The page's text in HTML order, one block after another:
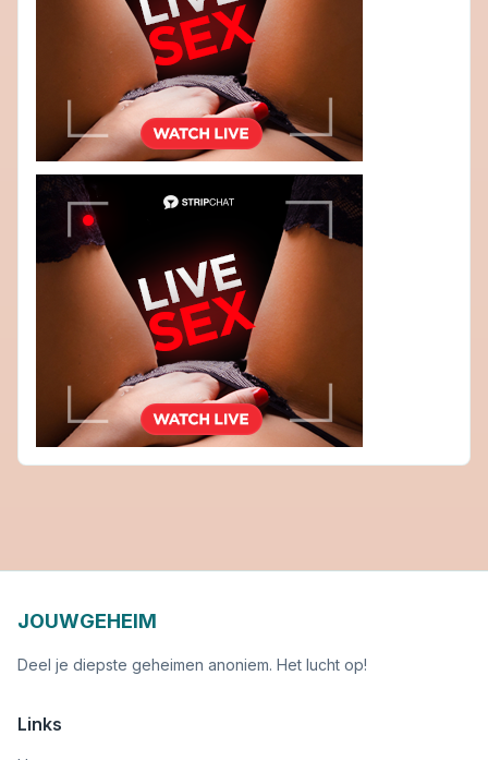
JOUWGEHEIM
Deel je diepste geheimen anoniem. Het lucht op!
Links